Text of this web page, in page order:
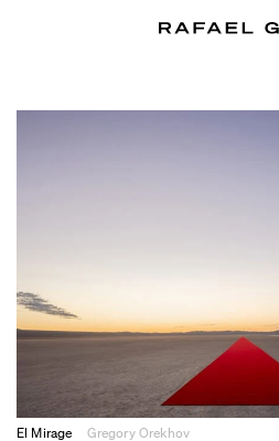
El Mirage Gregory Orekhov